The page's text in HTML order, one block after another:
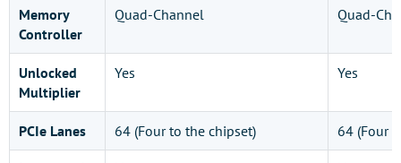
Memory
Controller
Quad-Channel Quad-
Unlocked
Multiplier
Yes Yes
PCIe Lanes 64 (Four to the chipset) 64 (Four